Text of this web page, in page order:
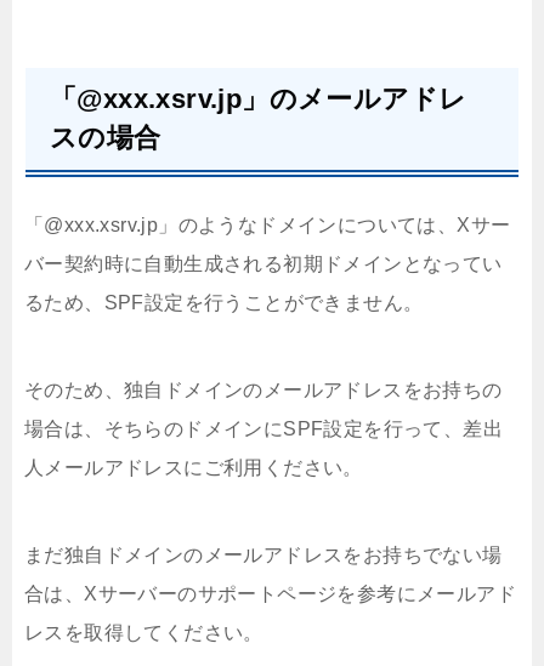
「@xxx.xsrv.jp」のメールアドレ
スの場合
「@xxx.xsrv.jp」のようなドメインについては、Xサー
バー契約時に自動生成される初期ドメインとなってい
るため、SPF設定を行うことができません。
そのため、独自ドメインのメールアドレスをお持ちの
場合は、そちらのドメインにSPF設定を行って、差出
人メールアドレスにご利用ください。
まだ独自ドメインのメールアドレスをお持ちでない場
合は、Xサーバーのサポートページを参考にメールアド
レスを取得してください。